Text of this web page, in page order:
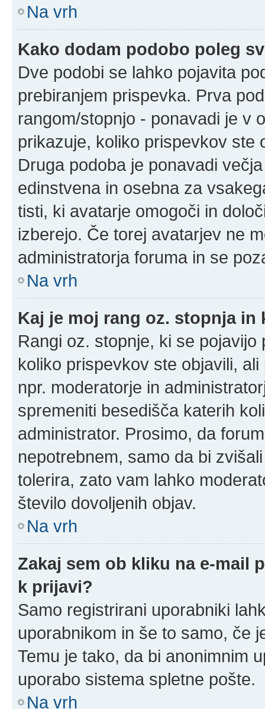
Na vrh
Kako dodam podobo poleg
Dve podobi se lahko pojavita
prebiranjem prispevka. Prva
rangom/stopnjo - ponavadi je v
prikazuje, koliko prispevkov ste
Druga podoba je ponavadi
edinstvena in osebna za
tisti, ki avatarje omogoči in
izberejo. Če torej avatarjev ne
administratorja foruma in se
Na vrh
Kaj je moj rang oz. stopnja in
Rangi oz. stopnje, ki se
koliko prispevkov ste objavili,
npr. moderatorje in
spremeniti besedišča katerih
administrator. Prosimo, da
nepotrebnem, samo da bi
tolerira, zato vam lahko
število dovoljenih objav.
Na vrh
Zakaj sem ob kliku na e-mail
k prijavi?
Samo registrirani uporabniki
uporabnikom in še to samo, če
Temu je tako, da bi anonimnim
uporabo sistema spletne pošte.
Na vrh